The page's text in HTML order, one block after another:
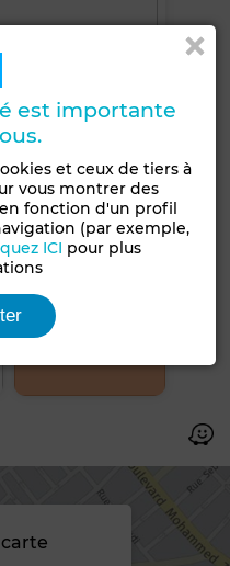
+1 PHOTOS
est importante
et ceux de tiers à
vous montrer des
fonction d'un profil
(par exemple,
ICI pour plus